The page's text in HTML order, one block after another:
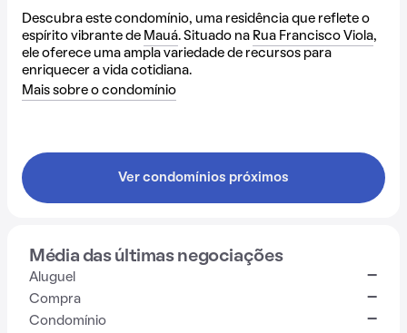
Descubra este condomínio, uma residência que reflete o
espírito vibrante de Mauá. Situado na Rua Francisco Viola,
ele oferece uma ampla variedade de recursos para
enriquecer a vida cotidiana.
Mais sobre o condomínio
Ver condomínios próximos
Média das últimas negociações
Aluguel -
Compra -
Condomínio -